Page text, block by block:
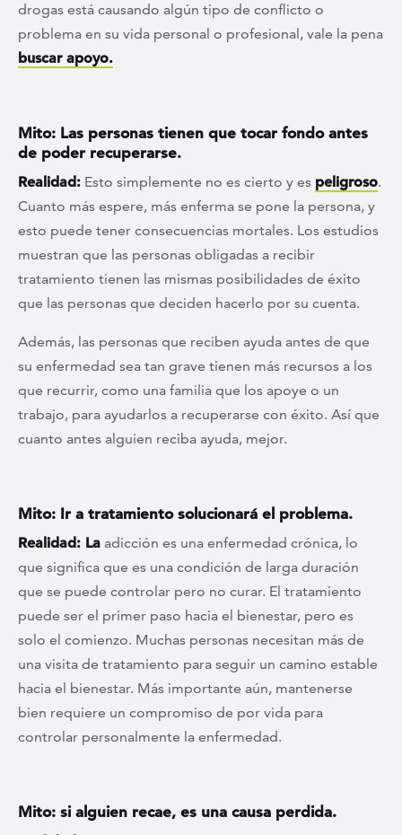
drogas está causando algún tipo de conflicto o
problema en su vida personal o profesional, vale la pena
buscar apoyo.
Mito: Las personas tienen que tocar fondo antes
de poder recuperarse.
Realidad: Esto simplemente no es cierto y es peligroso.
Cuanto más espere, más enferma se pone la persona, y
esto puede tener consecuencias mortales. Los estudios
muestran que las personas obligadas a recibir
tratamiento tienen las mismas posibilidades de éxito
que las personas que deciden hacerlo por su cuenta.
Además, las personas que reciben ayuda antes de que
su enfermedad sea tan grave tienen más recursos a los
que recurrir, como una familia que los apoye o un
trabajo, para ayudarlos a recuperarse con éxito. Así que
cuanto antes alguien reciba ayuda, mejor.
Mito: Ir a tratamiento solucionará el problema.
Realidad: La adicción es una enfermedad crónica, lo
que significa que es una condición de larga duración
que se puede controlar pero no curar. El tratamiento
puede ser el primer paso hacia el bienestar, pero es
solo el comienzo. Muchas personas necesitan más de
una visita de tratamiento para seguir un camino estable
hacia el bienestar. Más importante aún, mantenerse
bien requiere un compromiso de por vida para
controlar personalmente la enfermedad.
Mito: si alguien recae, es una causa perdida.